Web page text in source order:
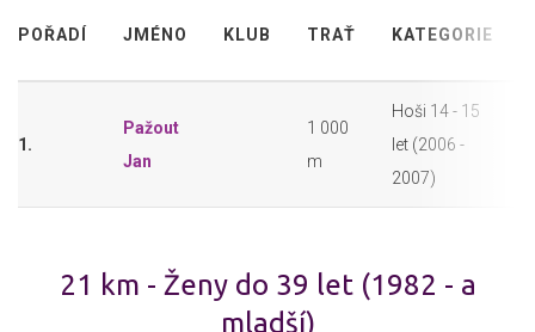
POŘADÍ JMÉNO KLUB TRAŤ KATEGORIE
1.
Pažout
Jan
1 000
m
Hoši 14 - 15
let (2006 -
2007)
21 km - Ženy do 39 let (1982 - a
mladší)